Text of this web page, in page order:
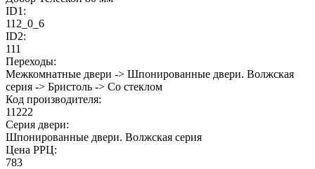
ID1:
112_0_6
ID2:
111
Переходы:
Межкомнатные двери -> Шпонированные двери. Волжская
серия -> Бристоль -> Со стеклом
Код производителя:
11222
Cерия двери:
Шпонированные двери. Волжская серия
Цена РРЦ:
783